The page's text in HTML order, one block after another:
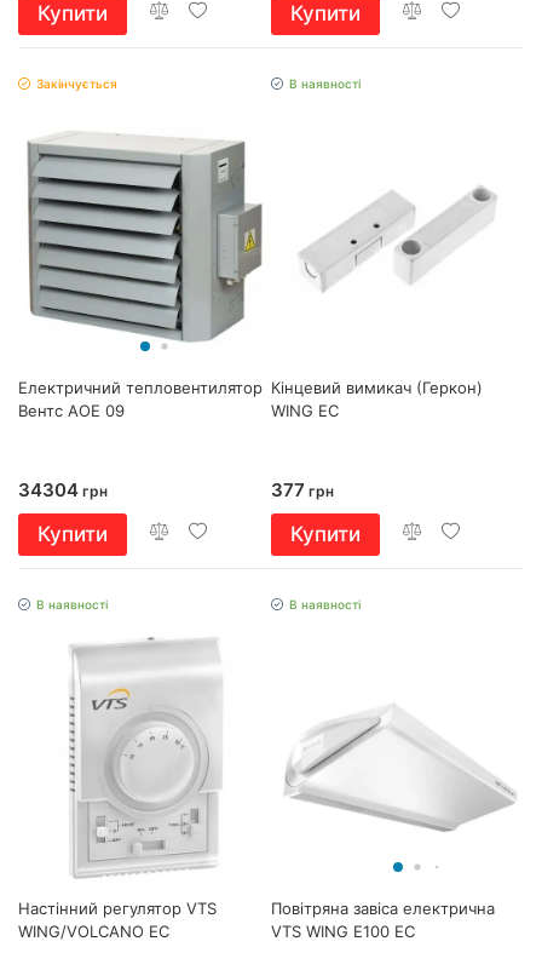
Купити Купити
Закінчується
Електричний тепловентилятор
Вентс АОЕ 09
34304 грн
Купити
В наявності
Кінцевий вимикач (Геркон)
WING EC
377 грн
Купити
В наявності
Настінний регулятор VTS
WING/VOLCANO EC
В наявності
Повітряна завіса електрична
VTS WING E100 EC